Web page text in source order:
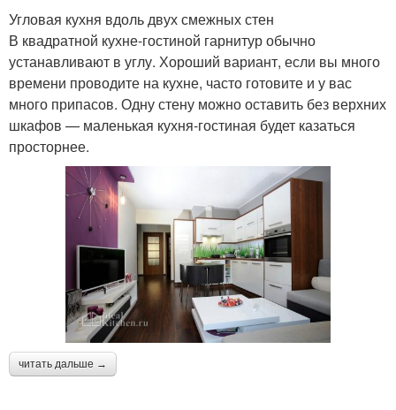
Угловая кухня вдоль двух смежных стен
В квадратной кухне-гостиной гарнитур обычно
устанавливают в углу. Хороший вариант, если вы много
времени проводите на кухне, часто готовите и у вас
много припасов. Одну стену можно оставить без верхних
шкафов — маленькая кухня-гостиная будет казаться
просторнее.
читать дальше →